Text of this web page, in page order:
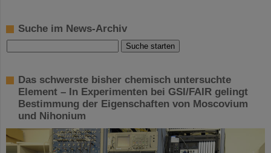
Suche im News-Archiv
Das schwerste bisher chemisch untersuchte
Element – In Experimenten bei GSI/FAIR gelingt
Bestimmung der Eigenschaften von Moscovium
und Nihonium